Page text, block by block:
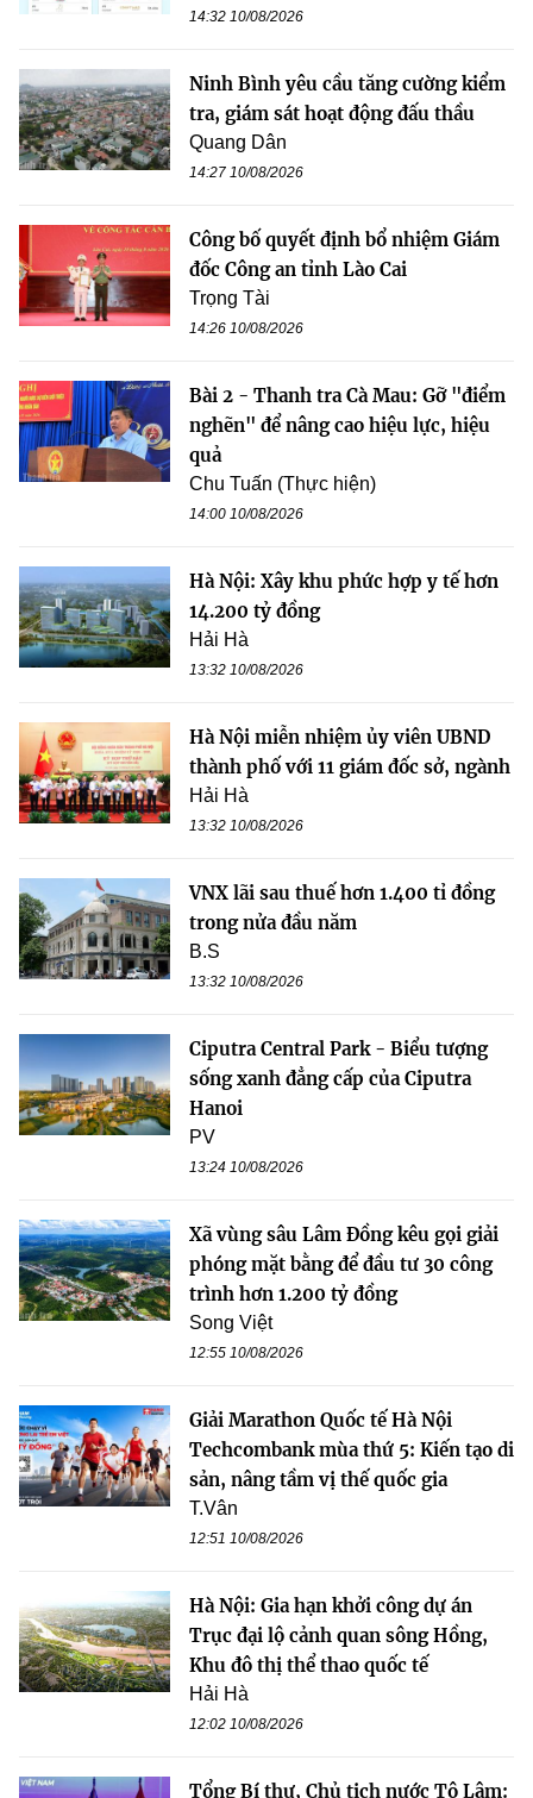
14:32 10/08/2026
Ninh Bình yêu cầu tăng cường kiểm
tra, giám sát hoạt động đấu thầu
Quang Dân
14:27 10/08/2026
Công bố quyết định bổ nhiệm Giám
đốc Công an tỉnh Lào Cai
Trọng Tài
14:26 10/08/2026
Bài 2 - Thanh tra Cà Mau: Gỡ "điểm
nghẽn" để nâng cao hiệu lực, hiệu
quả
Chu Tuấn (Thực hiện)
14:00 10/08/2026
Hà Nội: Xây khu phức hợp y tế hơn
14.200 tỷ đồng
Hải Hà
13:32 10/08/2026
Hà Nội miễn nhiệm ủy viên UBND
thành phố với 11 giám đốc sở, ngành
Hải Hà
13:32 10/08/2026
VNX lãi sau thuế hơn 1.400 tỉ đồng
trong nửa đầu năm
B.S
13:32 10/08/2026
Ciputra Central Park - Biểu tượng
sống xanh đẳng cấp của Ciputra
Hanoi
PV
13:24 10/08/2026
Xã vùng sâu Lâm Đồng kêu gọi giải
phóng mặt bằng để đầu tư 30 công
trình hơn 1.200 tỷ đồng
Song Việt
12:55 10/08/2026
Giải Marathon Quốc tế Hà Nội
Techcombank mùa thứ 5: Kiến tạo di
sản, nâng tầm vị thế quốc gia
T.Vân
12:51 10/08/2026
Hà Nội: Gia hạn khởi công dự án
Trục đại lộ cảnh quan sông Hồng,
Khu đô thị thể thao quốc tế
Hải Hà
12:02 10/08/2026
Tổng Bí thư, Chủ tịch nước Tô Lâm: